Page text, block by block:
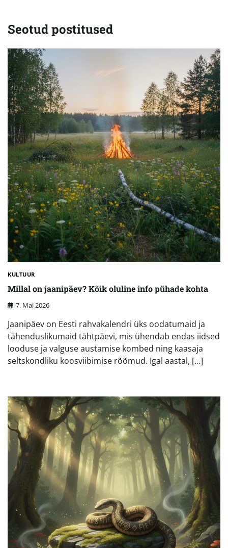
Seotud postitused
KULTUUR
Millal on jaanipäev? Kõik oluline info pühade kohta
7. Mai 2026
Jaanipäev on Eesti rahvakalendri üks oodatumaid ja
tähenduslikumaid tähtpäevi, mis ühendab endas iidsed
looduse ja valguse austamise kombed ning kaasaja
seltskondliku koosviibimise rõõmud. Igal aastal, […]